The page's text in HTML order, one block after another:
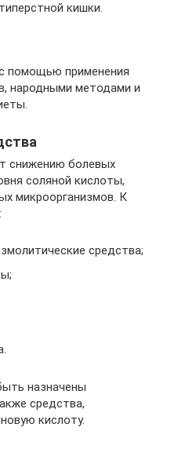
кишки.
помощью применения
народными методами и
снижению болевых
соляной кислоты,
микроорганизмов. К
средства;
назначены
средства,
кислоту.